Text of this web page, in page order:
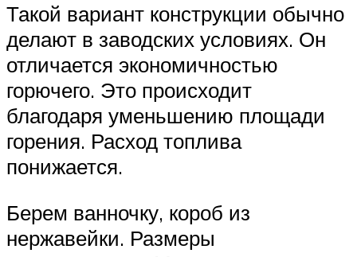
Такой вариант конструкции обычно
делают в заводских условиях. Он
отличается экономичностью
горючего. Это происходит
благодаря уменьшению площади
горения. Расход топлива
понижается.
Берем ванночку, короб из
нержавейки. Размеры